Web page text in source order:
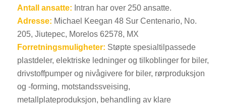
Antall ansatte: Intran har over 250 ansatte.
Adresse: Michael Keegan 48 Sur Centenario, No.
205, Jiutepec, Morelos 62578, MX
Forretningsmuligheter: Støpte spesialtilpassede
plastdeler, elektriske ledninger og tilkoblinger for biler,
drivstoffpumper og nivågivere for biler, rørproduksjon
og -forming, motstandssveising,
metallplateproduksjon, behandling av klare